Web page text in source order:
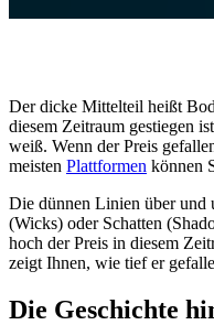
Der dicke Mittelteil heißt
diesem Zeitraum gestiegen
weiß. Wenn der Preis
meisten Plattformen können
Die dünnen Linien über und
(Wicks) oder Schatten
hoch der Preis in diesem
zeigt Ihnen, wie tief er
Die Geschichte